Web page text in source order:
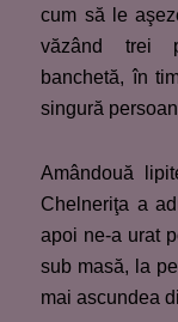
cum să le
văzând trei
banchetă, în
singură
Amândouă
Chelneriţa a
apoi ne-a urat
sub masă, la
mai ascundea